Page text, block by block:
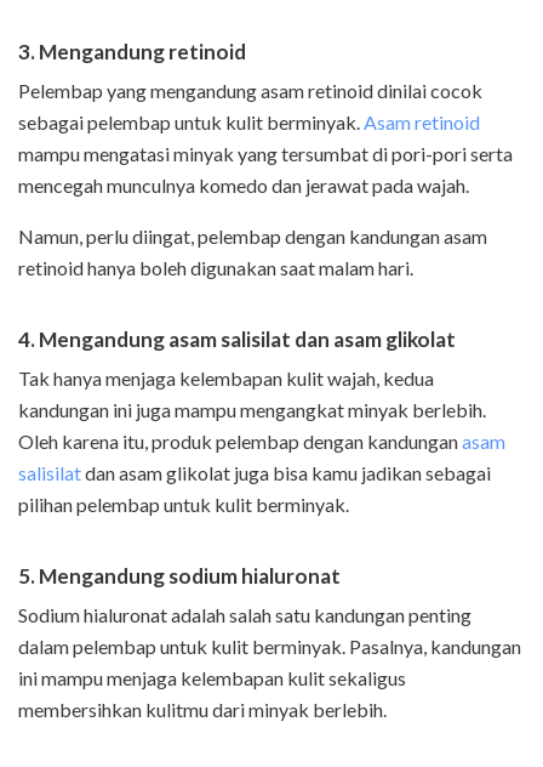
3. Mengandung retinoid
Pelembap yang mengandung asam retinoid dinilai cocok
sebagai pelembap untuk kulit berminyak.Asam retinoid
mampu mengatasi minyak yang tersumbat di pori-pori serta
mencegah munculnya komedo dan jerawat pada wajah.
Namun, perlu diingat, pelembap dengan kandungan asam
retinoid hanya boleh digunakan saat malam hari.
4. Mengandung asam salisilat dan asam glikolat
Tak hanya menjaga kelembapan kulit wajah, kedua
kandungan ini juga mampu mengangkat minyak berlebih.
Oleh karena itu, produk pelembap dengan kandunganasam
salisilatdan asam glikolat juga bisa kamu jadikan sebagai
pilihan pelembap untuk kulit berminyak.
5. Mengandung sodium hialuronat
Sodium hialuronat adalah salah satu kandungan penting
dalam pelembap untuk kulit berminyak. Pasalnya, kandungan
ini mampu menjaga kelembapan kulit sekaligus
membersihkan kulitmu dari minyak berlebih.